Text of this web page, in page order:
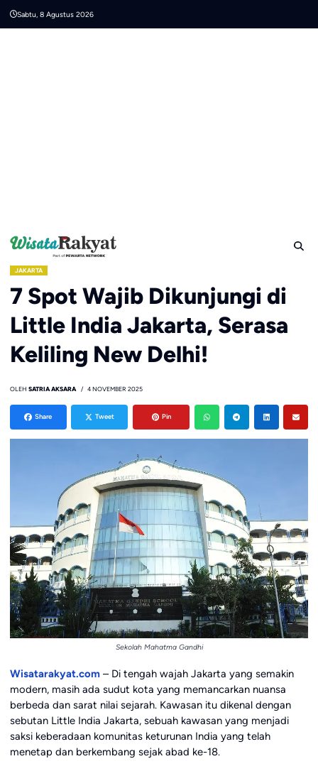
Sabtu, 8 Agustus 2026
JAKARTA
7 Spot Wajib Dikunjungi di
Little India Jakarta, Serasa
Keliling New Delhi!
OLEH SATRIA AKSARA 4 NOVEMBER 2025
Share Tweet Pin
Sekolah Mahatma Gandhi
Wisatarakyat.com– Di tengah wajah Jakarta yang semakin
modern, masih ada sudut kota yang memancarkan nuansa
berbeda dan sarat nilai sejarah. Kawasan itu dikenal dengan
sebutan Little India Jakarta, sebuah kawasan yang menjadi
saksi keberadaan komunitas keturunan India yang telah
menetap dan berkembang sejak abad ke-18.